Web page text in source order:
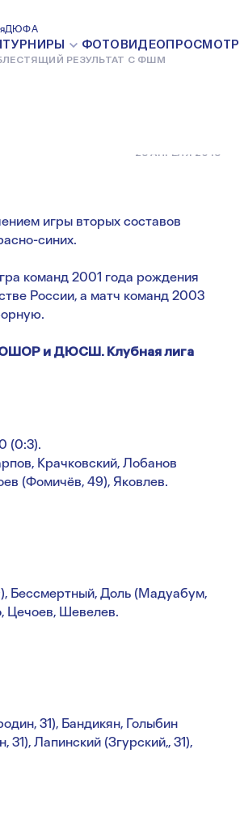
ДЮФА
ТУРНИРЫ ФОТОВИДЕОПРОСМОТР
РЕЗУЛЬТАТ С ФШМ
С
23 АПРЕЛЯ 2018
игры вторых составов
синих.
команд 2001 года рождения
России, а матч команд 2003
и ДЮСШ. Клубная лига
(0:3).
Крачковский, Лобанов
(Фомичёв, 49), Яковлев.
Бессмертный, Доль (Мадуабум,
Цечоев, Шевелев.
31), Бандикян, Голыбин
31), Лапинский (Згурский,, 31),